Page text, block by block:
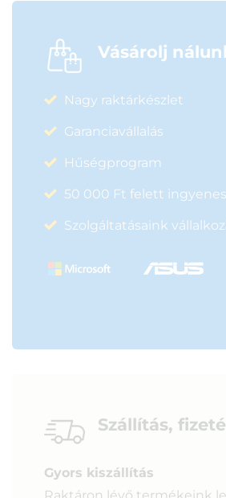
Vásárolj
Nagy raktárkészlet
Garanciavállalás
Hűségprogram
50 000 Ft felett
Szolgáltatásaink
Szállítás,
Gyors kiszállítás